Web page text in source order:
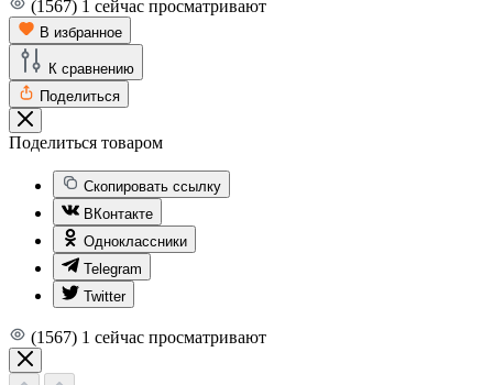
(1567) 1 сейчас просматривают
В избранное
К сравнению
Поделиться
Поделиться товаром
Скопировать ссылку
ВКонтакте
Одноклассники
Telegram
Twitter
(1567) 1 сейчас просматривают